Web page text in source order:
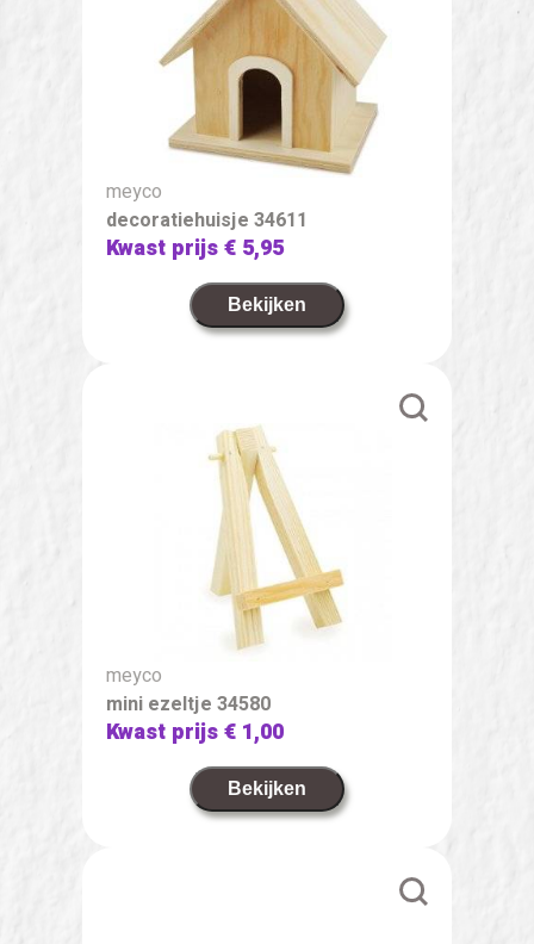
meyco
decoratiehuisje 34611
Kwast prijs€ 5,95
Bekijken
meyco
mini ezeltje 34580
Kwast prijs€ 1,00
Bekijken